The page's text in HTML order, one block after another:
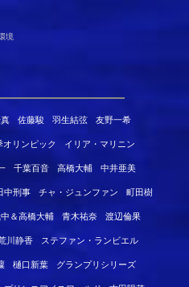
境
佐藤駿 羽生結弦 友野一希
リンピック イリア・マリニン
千葉百音 高橋大輔 中井亜美
中刑事 チャ・ジュンファン 町田樹
＆高橋大輔 青木祐奈 渡辺倫果
川静香 ステファン・ランビエル
樋口新葉 グランプリシリーズ